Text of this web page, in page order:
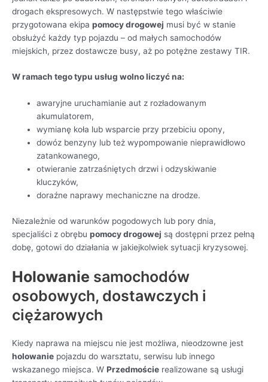
drogach ekspresowych. W następstwie tego właściwie
przygotowana ekipa pomocy drogowej musi być w stanie
obsłużyć każdy typ pojazdu – od małych samochodów
miejskich, przez dostawcze busy, aż po potężne zestawy TIR.
W ramach tego typu usług wolno liczyć na:
awaryjne uruchamianie aut z rozładowanym
akumulatorem,
wymianę koła lub wsparcie przy przebiciu opony,
dowóz benzyny lub też wypompowanie nieprawidłowo
zatankowanego,
otwieranie zatrzaśniętych drzwi i odzyskiwanie
kluczyków,
doraźne naprawy mechaniczne na drodze.
Niezależnie od warunków pogodowych lub pory dnia,
specjaliści z obrębu pomocy drogowej są dostępni przez pełną
dobę, gotowi do działania w jakiejkolwiek sytuacji kryzysowej.
Holowanie samochodów
osobowych, dostawczych i
ciężarowych
Kiedy naprawa na miejscu nie jest możliwa, nieodzowne jest
holowanie pojazdu do warsztatu, serwisu lub innego
wskazanego miejsca. W Przedmoście realizowane są usługi